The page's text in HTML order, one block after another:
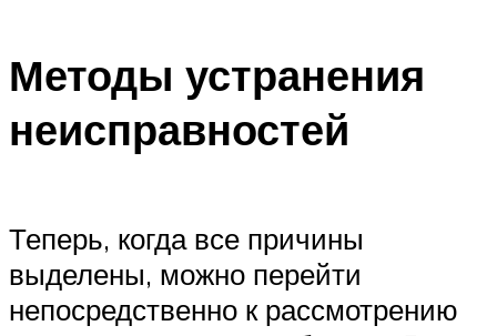
Методы устранения
неисправностей
Теперь, когда все причины
выделены, можно перейти
непосредственно к рассмотрению